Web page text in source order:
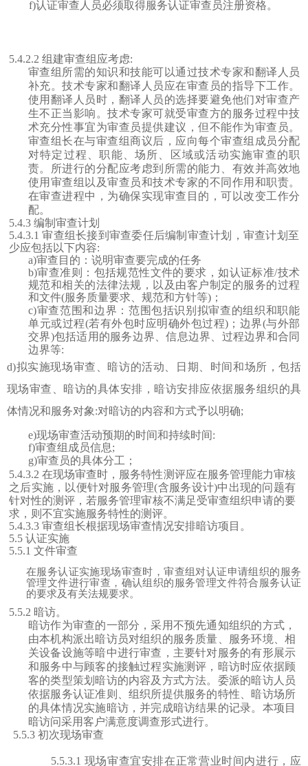
f)认证审查人员必须取得服务认证审查员注册资格。
5.4.2.2 组建审查组应考虑:
审查组所需的知识和技能可以通过技术专家和翻译人员
补充。技术专家和翻译人员应在审查员的指导下工作。
使用翻译人员时，翻译人员的选择要避免他们对审查产
生不正当影响。技术专家可就受审查方的服务过程中技
术充分性事宜为审查员提供建议，但不能作为审查员。
审查组长在与审查组商议后，应向每个审查组成员分配
对特定过程、职能、场所、区域或活动实施审查的职
责。所进行的分配应考虑到所需的能力、有效并高效地
使用审查组以及审查员和技术专家的不同作用和职责。
在审查进程中，为确保实现审查目的，可以改变工作分
配。
5.4.3 编制审查计划
5.4.3.1 审查组长接到审查委任后编制审查计划
， 审查计划至
少应包括以下内容:
a)审查目的：说明审查要完成的任务
b)审查准则：包括规范性文件的要求，如认证标准/技术
规范和相关的法律法规，以及由客户制定的服务的过程
和文件(服务质量要求、规范和方针等)；
c)审查范围和边界：范围包括识别拟审查的组织和职能
单元或过程(若有外包时应明确外包过程)；边界(与外部
交界)包括适用的服务边界、信息边界、过程边界和合同
边界等:
d)拟实施现场审查、暗访的活动、日期、时间和场所，包括
现场审查、暗访的具体安排，暗访安排应依据服务组织的具
体情况和服务对象:对暗访的内容和方式予以明确;
e)现场审查活动预期的时间和持续时间:
f)审查组成员信息;
g)审查员的具体分工 ；
5.4.3.2 在现场审查时，服务特性测评应在服务管理能力审核
之后实施，以便针对服务管理(含服务设计)中出现的问题有
针对性的测评，若服务管理审核不满足受审查组织申请的要
求，则不宜实施服务特性的测评。
5.4.3.3 审查组长根据现场审查情况安排暗访项目。
5.5 认证实施
5.5.1 文件审查
在服务认证实施现场审查时 ，审查组对认证申请组织的服务
管理文件进行审查，确认组织的服务管理文件符合 服务认证
的要求及有关法规要求。
5.5.2 暗访。
暗访作为审查的一部分，采用不预先通知组织的方式，
由本机构派出暗访员对组织的服务质量、服务环境、相
关设备设施等暗中进行审查，主要针对服务的有形展示
和服务中与顾客的接触过程实施测评，暗访时应依据顾
客的类型策划暗访的内容及方式方法。委派的暗访人员
依据服务认证准则、组织所提供服务的特性、暗访场所
的具体情况实施暗访，并完成暗访结果的记录。 本项目
暗访问采用客户满意度调查形式进行。
5.5.3 初次现场审查
5.5.3.1 现场审查宜安排在正常营业时间内进行，应